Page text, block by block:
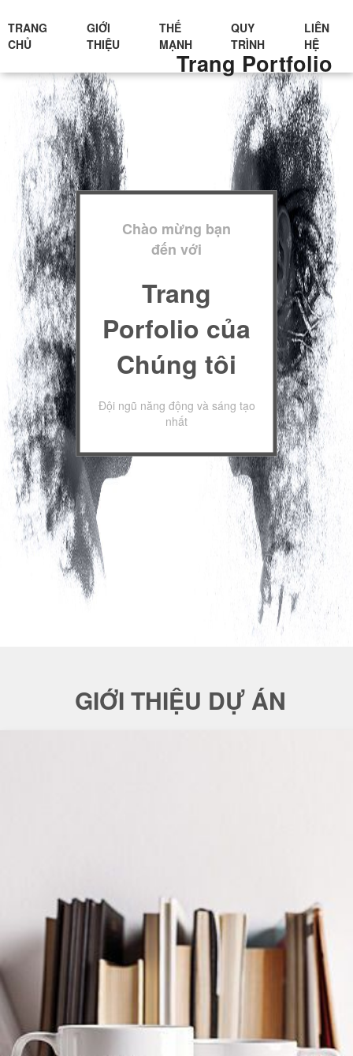
Trang Portfolio
TRANG
CHỦ
GIỚI
THIỆU
THẾ
MẠNH
QUY
TRÌNH
LIÊN
HỆ
Chào mừng bạn
đến với
Trang
Porfolio của
Chúng tôi
Đội ngũ năng động và sáng tạo
nhất
GIỚI THIỆU DỰ ÁN